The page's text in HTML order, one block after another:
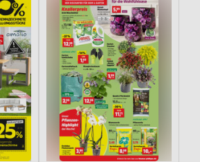
Zwecke:
auf Informationen
Daten zur Auswahl von
für personalisierte